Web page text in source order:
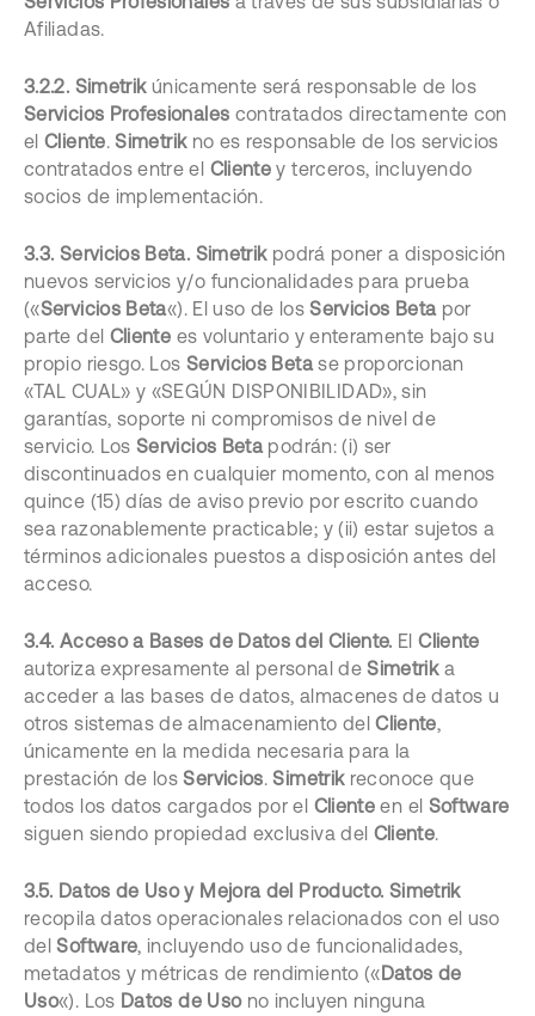
Afiliadas.
3.2.2. Simetrikúnicamente será responsable de los
Servicios Profesionales contratados directamente con
elCliente.Simetrikno es responsable de los servicios
contratados entre el Cliente y terceros, incluyendo
socios de implementación.
3.3. Servicios Beta. Simetrikpodrá poner a disposición
nuevos servicios y/o funcionalidades para prueba
(«Servicios Beta«). El uso de losServicios Beta por
parte del Cliente es voluntario y enteramente bajo su
propio riesgo. Los Servicios Betase proporcionan
«TAL CUAL» y «SEGÚN DISPONIBILIDAD», sin
garantías, soporte ni compromisos de nivel de
servicio. LosServicios Beta podrán: (i) ser
discontinuados en cualquier momento, con al menos
quince (15) días de aviso previo por escrito cuando
sea razonablemente practicable; y (ii) estar sujetos a
términos adicionales puestos a disposición antes del
acceso.
3.4. Acceso a Bases de Datos del Cliente. ElCliente
autoriza expresamente al personal deSimetrika
acceder a las bases de datos, almacenes de datos u
otros sistemas de almacenamiento delCliente,
únicamente en la medida necesaria para la
prestación de losServicios.Simetrikreconoce que
todos los datos cargados por el Cliente en el Software
siguen siendo propiedad exclusiva del Cliente.
3.5. Datos de Uso y Mejora del Producto. Simetrik
recopila datos operacionales relacionados con el uso
delSoftware, incluyendo uso de funcionalidades,
metadatos y métricas de rendimiento («Datos de
Uso«). Los Datos de Usono incluyen ninguna